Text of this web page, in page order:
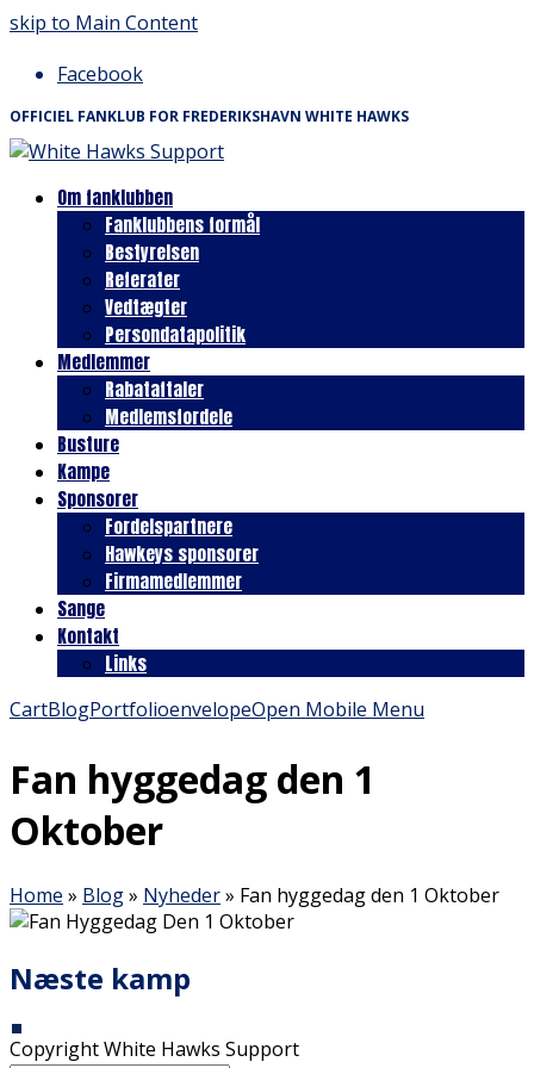
skip to Main Content
Facebook
OFFICIEL FANKLUB FOR FREDERIKSHAVN WHITE HAWKS
Om fanklubben
Fanklubbens formål
Bestyrelsen
Referater
Vedtægter
Persondatapolitik
Medlemmer
Rabataftaler
Medlemsfordele
Busture
Kampe
Sponsorer
Fordelspartnere
Hawkeys sponsorer
Firmamedlemmer
Sange
Kontakt
Links
CartBlogPortfolioenvelopeOpen Mobile Menu
Fan hyggedag den 1
Oktober
Home » Blog» Nyheder» Fan hyggedag den 1 Oktober
Næste kamp
Copyright White Hawks Support